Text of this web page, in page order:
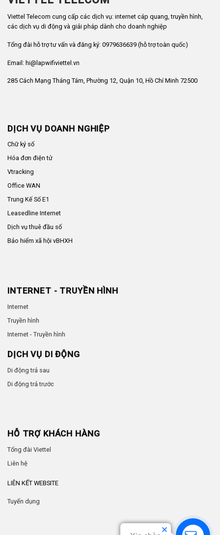
Viettel Telecom cung cấp các dịch vụ: internet cáp quang, truyền hình,
các dịch vụ di động và giải pháp dành cho doanh nghiệp
Tổng đài hỗ trợ tư vấn và đăng ký: 0979636639 (hỗ trợ toàn quốc)
Email: hi@lapwifiviettel.vn
285 Cách Mạng Tháng Tám, Phường 12, Quận 10, Hồ Chí Minh 72500
DỊCH VỤ DOANH NGHIỆP
Chữ ký số
Hóa đơn điện tử
Vtracking
Office WAN
Trung Kế Số E1
Leasedline Internet
Dịch vụ thuê đầu số
Bảo hiểm xã hội vBHXH
INTERNET - TRUYỀN HÌNH
Internet
Truyền hình
Internet - Truyền hình
DỊCH VỤ DI ĐỘNG
Di động trả sau
Di động trả trước
HỖ TRỢ KHÁCH HÀNG
Tổng đài Viettel
Liên hệ
LIÊN KẾT WEBSITE
Tuyển dụng